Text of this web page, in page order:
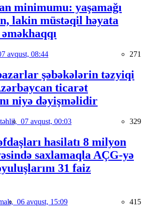
minimumu: yaşamağı
lakin müstəqil həyata
avqust, 08:44 271
şəbəkələrin təzyiqi
ticarət
niyə dəyişməlidir
07 avqust, 00:03 329
hasilatı 8 milyon
saxlamaqla AÇG-yə
31 faiz
06 avqust, 15:09 415